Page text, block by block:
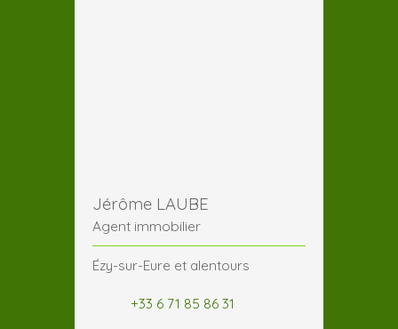
Jérôme LAUBE
Agent immobilier
Ézy-sur-Eure et alentours
+33 6 71 85 86 31